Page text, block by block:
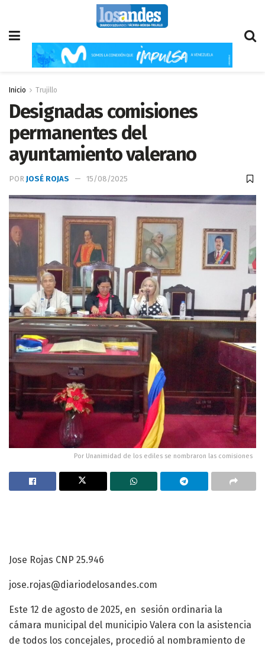
Inicio Trujillo
Designadas comisiones
permanentes del
ayuntamiento valerano
POR JOSÉ ROJAS 15/08/2025
Por Unanimidad de los ediles se nombraron las comisiones
Jose Rojas CNP 25.946
jose.rojas@diariodelosandes.com
Este 12 de agosto de 2025, en sesión ordinaria la
cámara municipal del municipio Valera con la asistencia
de todos los concejales, procedió al nombramiento de